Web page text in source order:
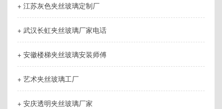
+ 江苏灰色夹丝玻璃定制厂
+ 武汉长虹夹丝玻璃厂家电话
+ 安徽楼梯夹丝玻璃安装师傅
+ 艺术夹丝玻璃工厂
+ 安庆透明夹丝玻璃厂家